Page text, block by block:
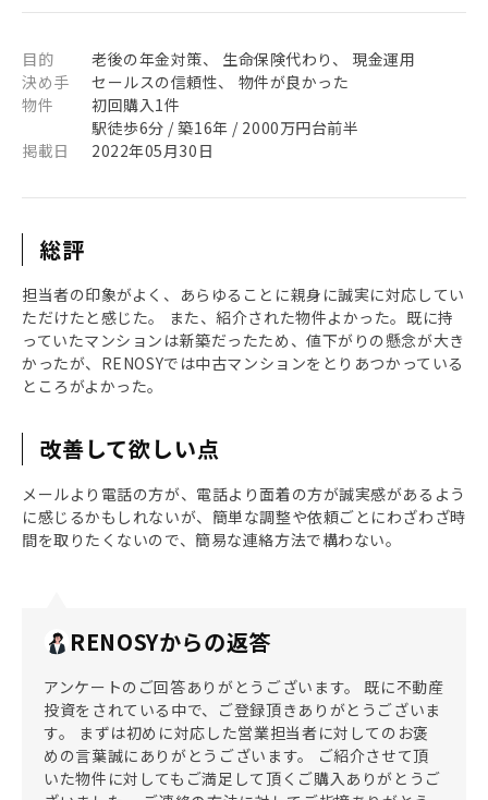
目的
老後の年金対策、 生命保険代わり、 現金運用
決め手
セールスの信頼性、 物件が良かった
物件
初回購入1件
駅徒歩6分 / 築16年 / 2000万円台前半
掲載日
2022年05月30日
総評
担当者の印象がよく、あらゆることに親身に誠実に対応してい
ただけたと感じた。 また、紹介された物件よかった。既に持
っていたマンションは新築だったため、値下がりの懸念が大き
かったが、RENOSYでは中古マンションをとりあつかっている
ところがよかった。
改善して欲しい点
メールより電話の方が、電話より面着の方が誠実感があるよう
に感じるかもしれないが、簡単な調整や依頼ごとにわざわざ時
間を取りたくないので、簡易な連絡方法で構わない。
RENOSYからの返答
アンケートのご回答ありがとうございます。 既に不動産
投資をされている中で、ご登録頂きありがとうございま
す。 まずは初めに対応した営業担当者に対してのお褒
めの言葉誠にありがとうございます。 ご紹介させて頂
いた物件に対してもご満足して頂くご購入ありがとうご